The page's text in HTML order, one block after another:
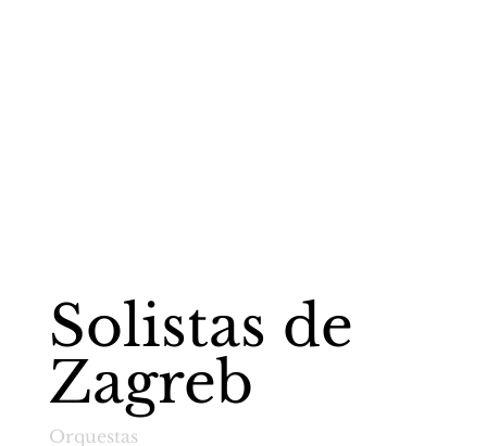
Solistas de
Zagreb
Orquestas